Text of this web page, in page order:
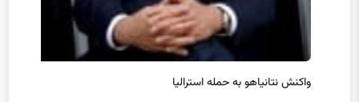
واکنش نتانیاهو به حمله استرالیا